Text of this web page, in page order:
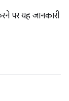
पर यह जानकारी